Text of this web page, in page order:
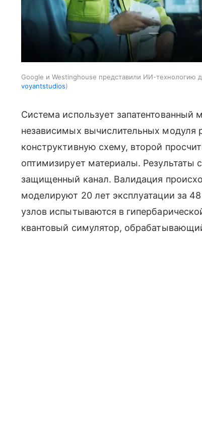
Google и Westinghouse представили ИИ-технологию
voyantstudios
Система использует запатентованный
независимых вычислительных модуля
конструктивную схему, второй
оптимизирует материалы. Результаты
защищенный канал. Валидация
моделируют 20 лет эксплуатации за
узлов испытываются в
квантовый симулятор,